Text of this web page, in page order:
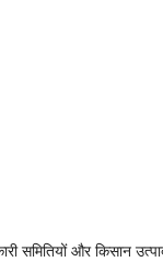
समितियों और किसान